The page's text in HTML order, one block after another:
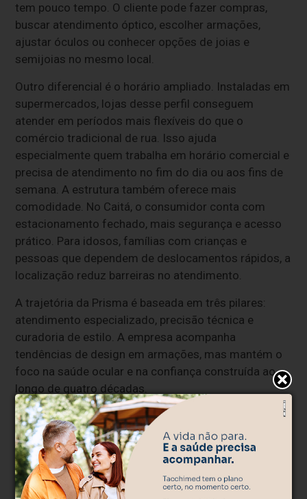
tem pouco tempo. O cliente pode fazer compras,
buscar atendimento óptico, escolher armações,
ajustar óculos ou conhecer opções de joias e
semijoias no mesmo local.
Outro diferencial é o horário ampliado. Instaladas em
supermercados, lojas desse perfil conseguem
atender em períodos mais flexíveis do que o
comércio tradicional de rua. Isso ajuda
especialmente quem trabalha em horário comercial e
precisa de atendimento no fim do dia ou aos fins de
semana. A estrutura também oferece mais
comodidade. No Caitá, o consumidor conta com
estacionamento fechado, mais segurança e acesso
prático. Para idosos, famílias com crianças e
pessoas que dependem de deslocamentos rápidos, a
localização reduz barreiras no atendimento.
A trajetória da Prisma é baseada em três pilares:
atendimento especializado, precisão técnica e
curadoria de estilo. A empresa acompanha
tendências de design em armações, mas mantém o
foco na saúde ocular e na confiança construída ao
longo de quatro décadas.
Com a chegada ao Caitá, aPrisma Ótica em Bento
Gonçalvesaposta em um formato mais próximo da
rotina do consumidor. A ideia é transformar a visita à
ótica em algo simples, acessível e integrado ao dia a
dia.